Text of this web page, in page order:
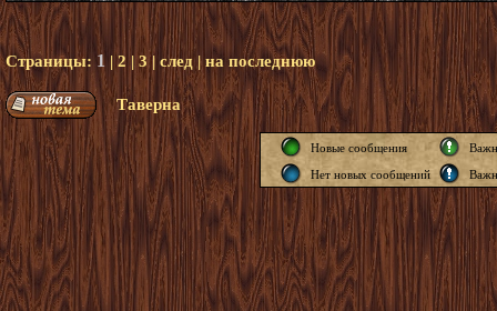
Страницы: 1 | 2 | 3| след|на последнюю
Таверна
Новые сообщения
Нет новых сообщений